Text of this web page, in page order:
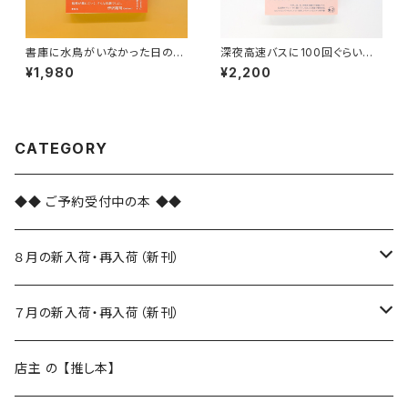
書庫に水鳥がいなかった日のこ
と 漢詩の手帖
¥1,980
深夜高速バスに100回ぐらい乗
ってわかったこと 増補新版
¥2,200
CATEGORY
◆◆ ご予約受付中の本 ◆◆
８月の新入荷・再入荷（新刊）
新入荷
再入荷
７月の新入荷・再入荷（新刊）
新入荷
店主 の 【推し本】